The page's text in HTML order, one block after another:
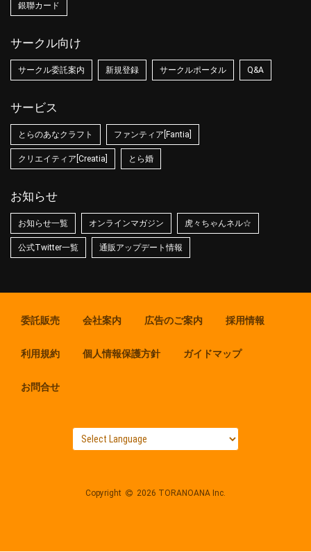
銀聯カード
サークル向け
サークル委託案内 新規登録 サークルポータル Q&A
サービス
とらのあなクラフト ファンティア[Fantia]
クリエイティア[Creatia] とら婚
お知らせ
お知らせ一覧 オンラインマガジン 虎々ちゃんネル☆
公式Twitter一覧 通販アップデート情報
委託販売 会社案内 広告のご案内 採用情報
利用規約 個人情報保護方針 ガイドマップ
お問合せ
Copyright 2026 TORANOANA Inc.